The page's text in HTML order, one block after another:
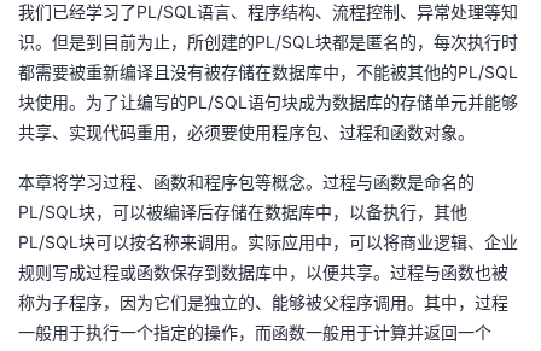
我
的
客
我
论
坛
的
圈
子
我
的
直
我
的
我
我们已经学习了PL/SQL 语言、程序结构、流程控制、异常处理等知
识。但是到目前为止，所创建的PL/SQL 块都是匿名的，每次执行时
都需要被重新编译且没有被存储在数据库中，不能被其他的PL/SQL
块使用。为了让编写的PL/SQL 语句块成为数据库的存储单元并能够
共享、实现代码重用，必须要使用程序包、过程和函数对象。
本章将学习过程、函数和程序包等概念。过程与函数是命名的
PL/SQL 块，可以被编译后存储在数据库中，以备执行，其他
PL/SQL 块可以按名称来调用。实际应用中，可以将商业逻辑、企业
规则写成过程或函数保存到数据库中，以便共享。过程与函数也被
称为子程序，因为它们是独立的、能够被父程序调用。其中，过程
一般用于执行一个指定的操作，而函数一般用于计算并返回一个